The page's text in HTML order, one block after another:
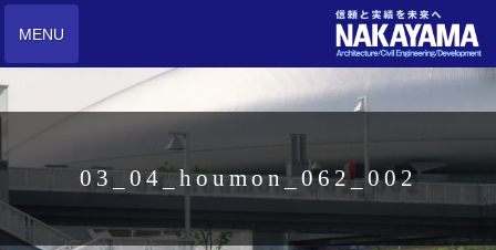
MENU
03_04_houmon_062_002